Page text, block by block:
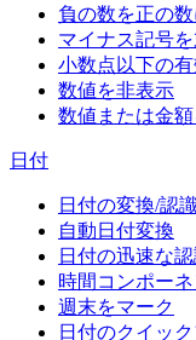
負の数を正の
マイナス記号を
小数点以下の
数値を非表示
数値または金
日付
日付の変換/認
自動日付変換
日付の迅速な
時間コンポー
週末をマーク
日付のクイッ